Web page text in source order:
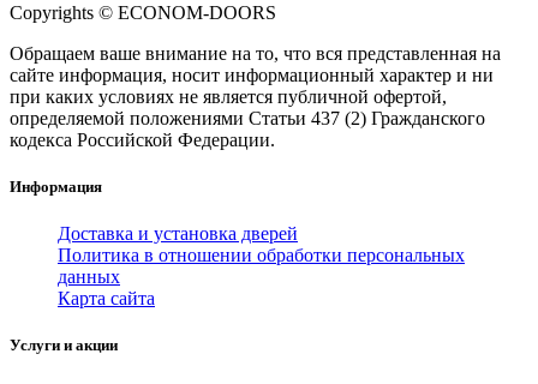
Copyrights © ECONOM-DOORS
Обращаем ваше внимание на то, что вся представленная на
сайте информация, носит информационный характер и ни
при каких условиях не является публичной офертой,
определяемой положениями Статьи 437 (2) Гражданского
кодекса Российской Федерации.
Информация
Доставка и установка дверей
Политика в отношении обработки персональных
данных
Карта сайта
Услуги и акции